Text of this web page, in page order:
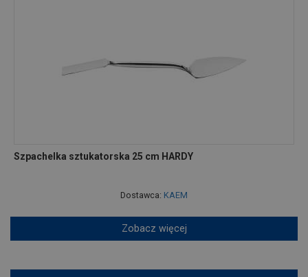
Szpachelka sztukatorska 25 cm HARDY
Dostawca: KAEM
Zobacz więcej